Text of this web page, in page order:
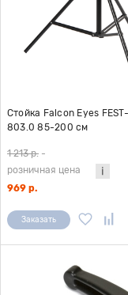
Стойка Falcon Eyes
803.0 85-200 см
1 213 р. -
розничная цена
969 р.
Заказать